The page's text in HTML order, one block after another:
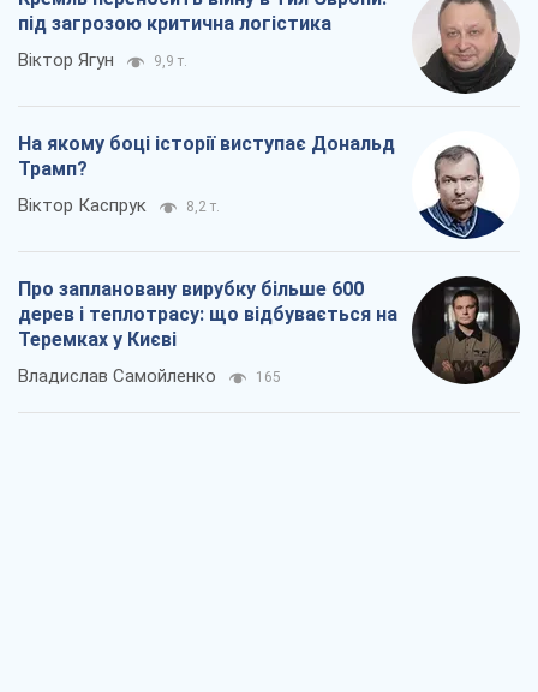
під загрозою критична логістика
Віктор Ягун 9,9 т.
На якому боці історії виступає Дональд
Трамп?
Віктор Каспрук 8,2 т.
Про заплановану вирубку більше 600
дерев і теплотрасу: що відбувається на
Теремках у Києві
Владислав Самойленко 165